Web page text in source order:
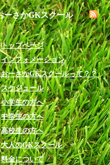
ーさかGKスクール
トップページ
インフォメーション
おーさかGKスクールって？？
スケジュール
小学生の方へ
中学生の方へ
高校生の方へ
大人のGKスクール
料金について